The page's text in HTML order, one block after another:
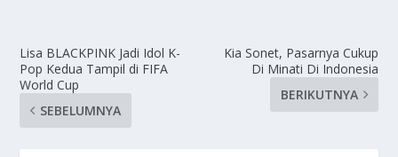
Lisa BLACKPINK Jadi Idol K-
Pop Kedua Tampil di FIFA
World Cup
SEBELUMNYA
Kia Sonet, Pasarnya Cukup
Di Minati Di Indonesia
BERIKUTNYA